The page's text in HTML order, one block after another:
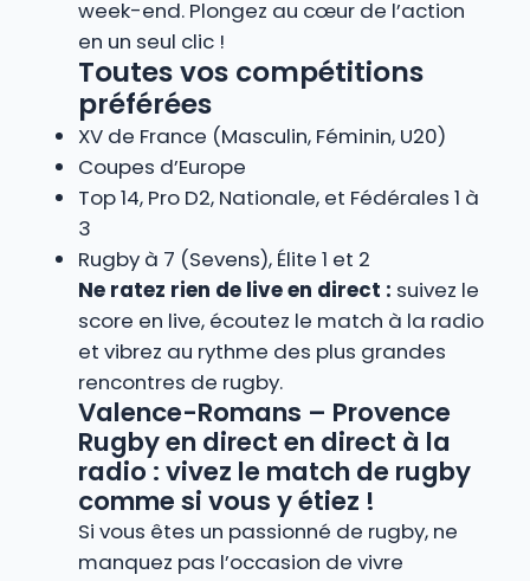
week-end. Plongez au cœur de l’action
en un seul clic !
Toutes vos compétitions
préférées
XV de France (Masculin, Féminin, U20)
Coupes d’Europe
Top 14, Pro D2, Nationale, et Fédérales 1 à
3
Rugby à 7 (Sevens), Élite 1 et 2
Ne ratez rien de live en direct : suivez le
score en live, écoutez le match à la radio
et vibrez au rythme des plus grandes
rencontres de rugby.
Valence-Romans – Provence
Rugby en direct en direct à la
radio : vivez le match de rugby
comme si vous y étiez !
Si vous êtes un passionné de rugby, ne
manquez pas l’occasion de vivre